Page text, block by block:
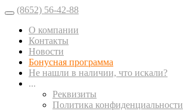
(8652) 56-42-88
О компании
Контакты
Новости
Бонусная программа
Не нашли в наличии, что искали?
...
Реквизиты
Политика конфиденциальности